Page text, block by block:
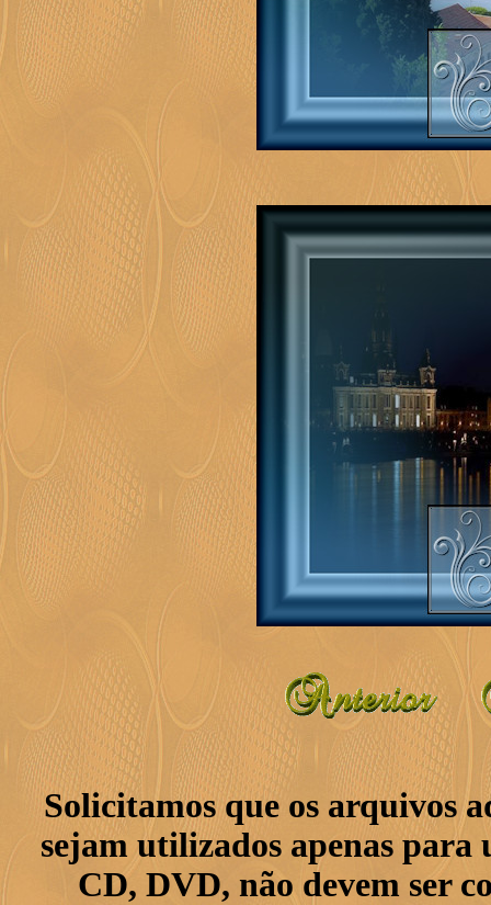
Solicitamos que os arquivos
sejam utilizados apenas para
CD, DVD, não devem ser